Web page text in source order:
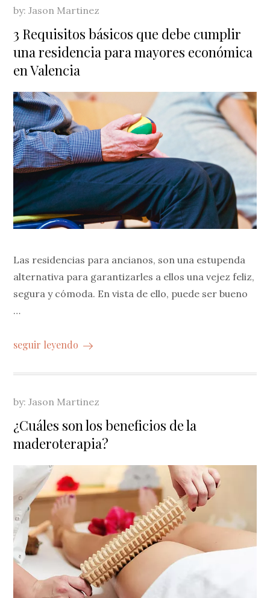
by:Jason Martinez
3 Requisitos básicos que debe cumplir
una residencia para mayores económica
en Valencia
Las residencias para ancianos, son una estupenda
alternativa para garantizarles a ellos una vejez feliz,
segura y cómoda. En vista de ello, puede ser bueno
…
seguir leyendo
by:Jason Martinez
¿Cuáles son los beneficios de la
maderoterapia?